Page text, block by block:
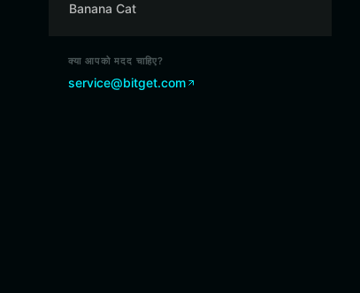
Banana Cat
क्या आपको मदद चाहिए?
service@bitget.com